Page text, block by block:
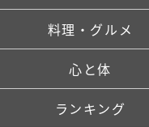
料理・グルメ
心と体
ランキング